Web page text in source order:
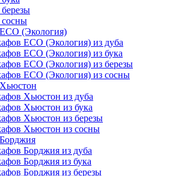
(Экология)
ECO (Экология) из дуба
ECO (Экология) из бука
ECO (Экология) из березы
ECO (Экология) из сосны
Хьюстон из дуба
Хьюстон из бука
Хьюстон из березы
Хьюстон из сосны
Борджия из дуба
Борджия из бука
Борджия из березы